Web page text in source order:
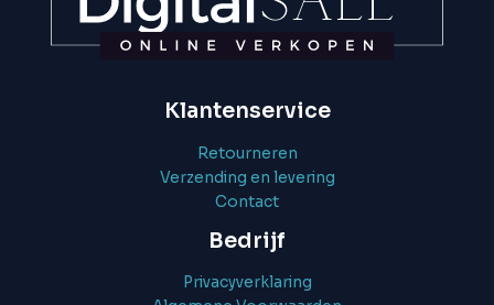
Klantenservice
Retourneren
Verzending en levering
Contact
Bedrijf
Privacyverklaring